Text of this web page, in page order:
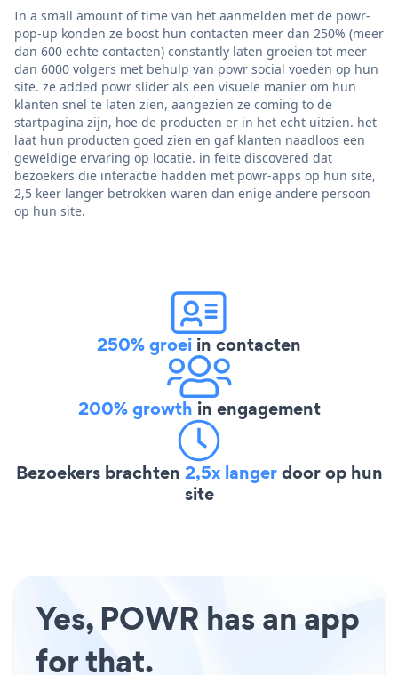
In a small amount of time van het aanmelden met de powr-
pop-up konden ze boost hun contacten meer dan 250% (meer
dan 600 echte contacten) constantly laten groeien tot meer
dan 6000 volgers met behulp van powr social voeden op hun
site. ze added powr slider als een visuele manier om hun
klanten snel te laten zien, aangezien ze coming to de
startpagina zijn, hoe de producten er in het echt uitzien. het
laat hun producten goed zien en gaf klanten naadloos een
geweldige ervaring op locatie. in feite discovered dat
bezoekers die interactie hadden met powr-apps op hun site,
2,5 keer langer betrokken waren dan enige andere persoon
op hun site.
250% groei in contacten
200% growth in engagement
Bezoekers brachten 2,5x langerdoor op hun
site
Yes, POWR has an app
for that.